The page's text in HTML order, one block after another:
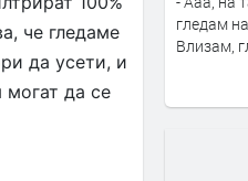
че гледаме
да усети, и
могат да се
гледам
Влизам,